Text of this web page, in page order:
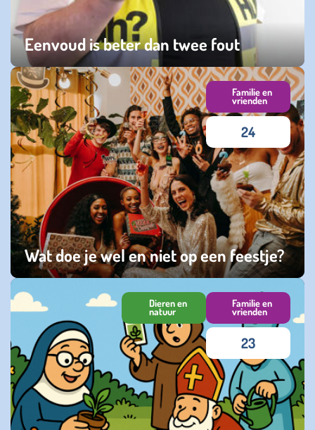
Eenvoud is beter dan twee fout
maandag 09 februari 2026
Wat doe je wel en niet op een feestje?
zaterdag 03 januari 2026
Familie en
vrienden
24
Dieren en
natuur
Familie en
vrienden
23